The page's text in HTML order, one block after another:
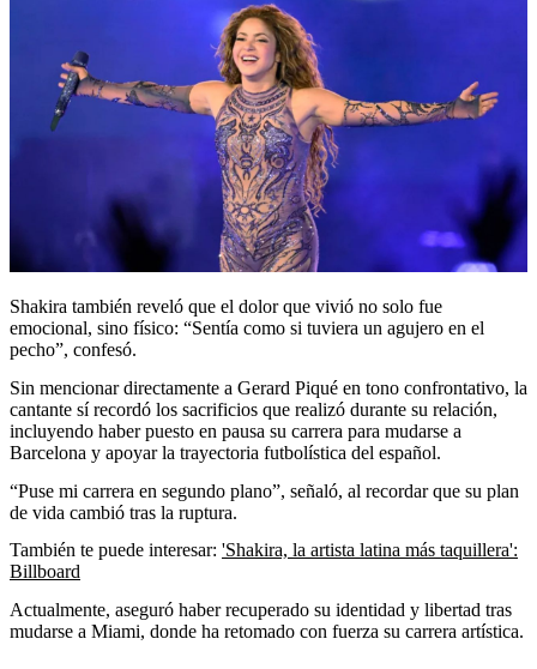
Shakira también reveló que el dolor que vivió no solo fue
emocional, sino físico: “Sentía como si tuviera un agujero en el
pecho”, confesó.
Sin mencionar directamente a Gerard Piqué en tono confrontativo, la
cantante sí recordó los sacrificios que realizó durante su relación,
incluyendo haber puesto en pausa su carrera para mudarse a
Barcelona y apoyar la trayectoria futbolística del español.
“Puse mi carrera en segundo plano”, señaló, al recordar que su plan
de vida cambió tras la ruptura.
También te puede interesar: 'Shakira, la artista latina más taquillera':
Billboard
Actualmente, aseguró haber recuperado su identidad y libertad tras
mudarse a Miami, donde ha retomado con fuerza su carrera artística.